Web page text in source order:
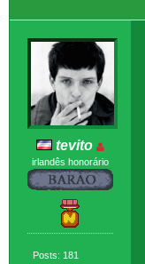
tevito
irlandês honorário
Posts: 181